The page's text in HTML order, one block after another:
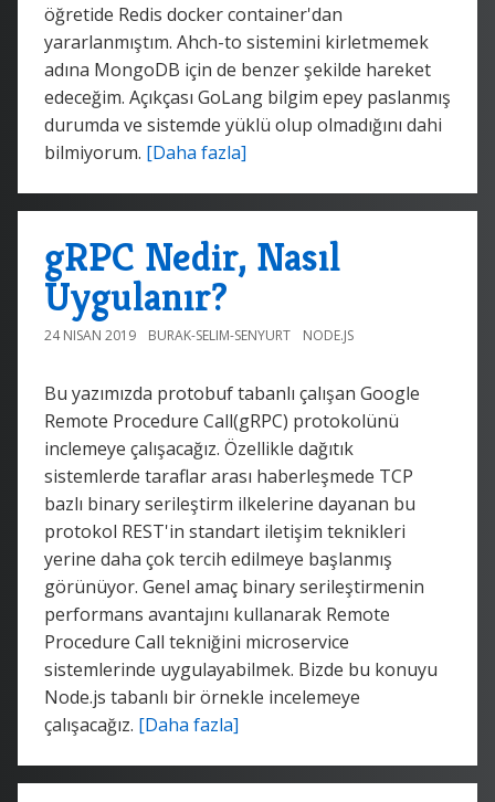
öğretide Redis docker container'dan
yararlanmıştım. Ahch-to sistemini kirletmemek
adına MongoDB için de benzer şekilde hareket
edeceğim. Açıkçası GoLang bilgim epey paslanmış
durumda ve sistemde yüklü olup olmadığını dahi
bilmiyorum. [Daha fazla]
gRPC Nedir, Nasıl
Uygulanır?
24 NISAN 2019 BURAK-SELIM-SENYURT NODE.JS
Bu yazımızda protobuf tabanlı çalışan Google
Remote Procedure Call(gRPC) protokolünü
inclemeye çalışacağız. Özellikle dağıtık
sistemlerde taraflar arası haberleşmede TCP
bazlı binary serileştirm ilkelerine dayanan bu
protokol REST'in standart iletişim teknikleri
yerine daha çok tercih edilmeye başlanmış
görünüyor. Genel amaç binary serileştirmenin
performans avantajını kullanarak Remote
Procedure Call tekniğini microservice
sistemlerinde uygulayabilmek. Bizde bu konuyu
Node.js tabanlı bir örnekle incelemeye
çalışacağız. [Daha fazla]